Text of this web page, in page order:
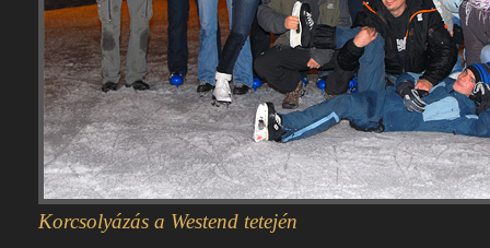
Korcsolyázás a Westend tetején